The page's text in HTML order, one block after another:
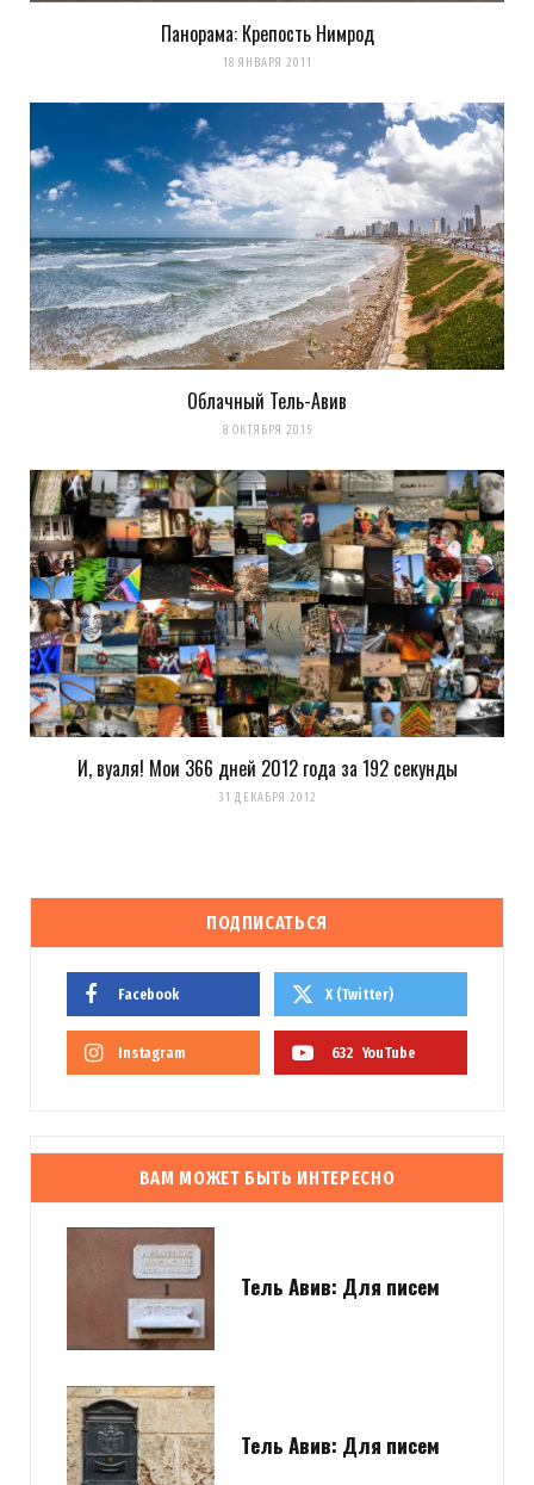
Панорама: Крепость Нимрод
18 ЯНВАРЯ 2011
Облачный Тель-Авив
8 ОКТЯБРЯ 2015
И, вуаля! Мои 366 дней 2012 года за 192 секунды
31 ДЕКАБРЯ 2012
ПОДПИСАТЬСЯ
Facebook X (Twitter)
Instagram 632 YouTube
ВАМ МОЖЕТ БЫТЬ ИНТЕРЕСНО
Тель Авив: Для писем
Тель Авив: Для писем